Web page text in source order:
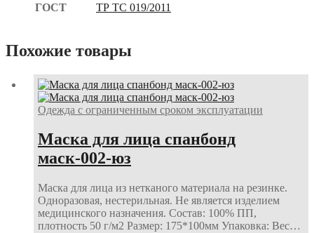
ГОСТ ТР ТС 019/2011
Похожие товары
Одежда с ограниченным сроком эксплуатации
Маска для лица спанбонд
маск-002-юз
Маска для лица из нетканого материала на резинке.
Одноразовая, нестерильная. Не является изделием
медицинского назначения. Состав: 100% ПП,
плотность 50 г/м2 Размер: 175*100мм Упаковка: Вес…